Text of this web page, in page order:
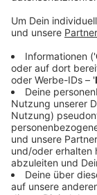
Ecke
Abstimmung
Bürgerverein
Fläche soll
erhalten
soll in der
"vombaur" ist
wurde 1805